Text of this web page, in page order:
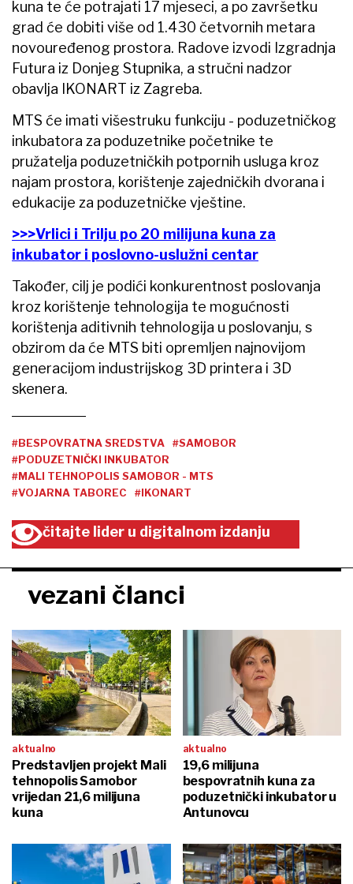
kuna te će potrajati 17 mjeseci, a po završetku
grad će dobiti više od 1.430 četvornih metara
novouređenog prostora. Radove izvodi Izgradnja
Futura iz Donjeg Stupnika, a stručni nadzor
obavlja IKONART iz Zagreba.
MTS će imati višestruku funkciju - poduzetničkog
inkubatora za poduzetnike početnike te
pružatelja poduzetničkih potpornih usluga kroz
najam prostora, korištenje zajedničkih dvorana i
edukacije za poduzetničke vještine.
>>>Vrlici i Trilju po 20 milijuna kuna za
inkubator i poslovno-uslužni centar
Također, cilj je podići konkurentnost poslovanja
kroz korištenje tehnologija te mogućnosti
korištenja aditivnih tehnologija u poslovanju, s
obzirom da će MTS biti opremljen najnovijom
generacijom industrijskog 3D printera i 3D
skenera.
#BESPOVRATNA SREDSTVA
#SAMOBOR
#PODUZETNIČKI INKUBATOR
#MALI TEHNOPOLIS SAMOBOR - MTS
#VOJARNA TABOREC
#IKONART
čitajte lider u digitalnom izdanju
vezani članci
aktualno
Predstavljen projekt Mali
tehnopolis Samobor
vrijedan 21,6 milijuna
kuna
aktualno
19,6 milijuna
bespovratnih kuna za
poduzetnički inkubator u
Antunovcu